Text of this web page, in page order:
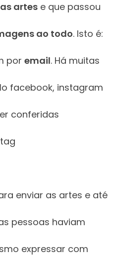
artes e que passou
ao todo. Isto é:
por email. Há muitas
facebook, instagram
conferidas
enviar as artes e até
pessoas haviam
expressar com